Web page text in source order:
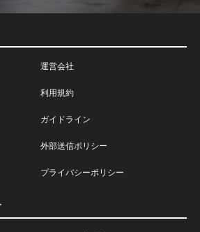
運営会社
利用規約
ガイドライン
外部送信ポリシー
プライバシーポリシー